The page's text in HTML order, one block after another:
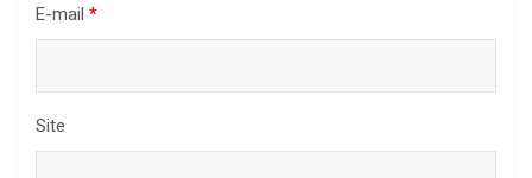
E-mail *
Site